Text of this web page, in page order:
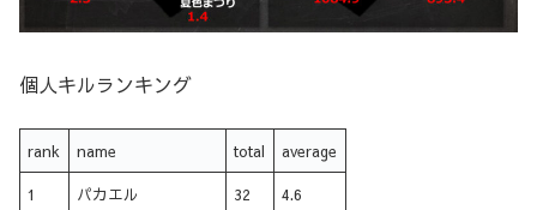
個人キルランキング
rank name total average
1 パカエル 32 4.6